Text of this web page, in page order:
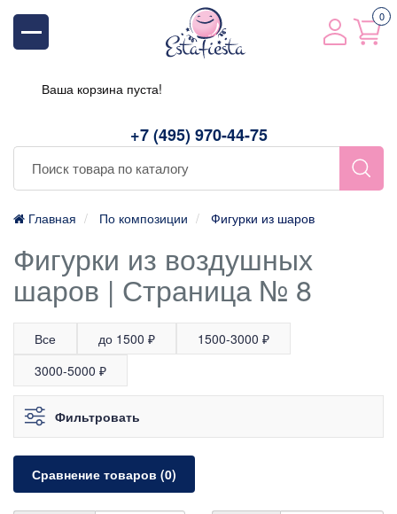
+7 (495) 970-44-75
0
Ваша корзина пуста!
Главная По композиции Фигурки из шаров
Фигурки из воздушных
шаров | Страница № 8
Все до 1500 ₽
1500-3000 ₽
3000-5000 ₽
Фильтровать
Сравнение товаров (0)